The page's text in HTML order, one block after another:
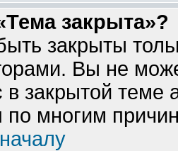
закрыта»?
закрыты
Вы не
закрытой теме
по многим